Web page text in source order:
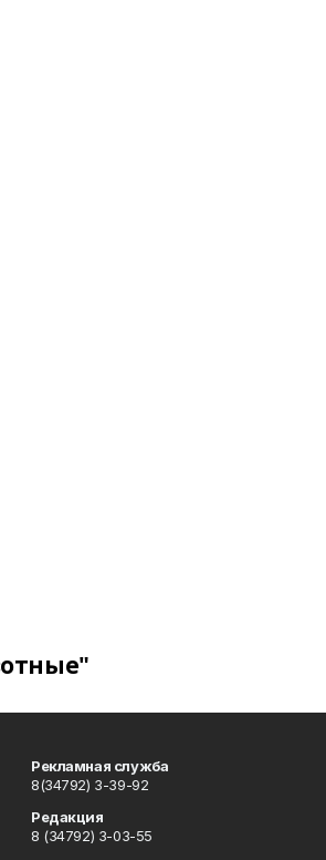
Рекламная служба
8(34792) 3-39-92
Редакция
8 (34792) 3-03-55